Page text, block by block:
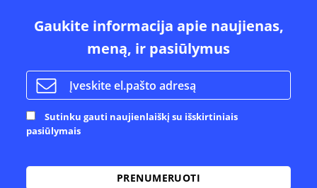
Gaukite informacija apie naujienas,
meną, ir pasiūlymus
Sutinku gauti naujienlaiškį su išskirtiniais
pasiūlymais